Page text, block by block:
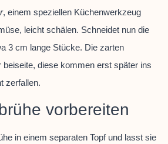
, einem speziellen Küchenwerkzeug
leicht schälen. Schneidet nun die
3 cm lange Stücke. Die zarten
beiseite, diese kommen erst später ins
zerfallen.
vorbereiten
in einem separaten Topf und lasst sie